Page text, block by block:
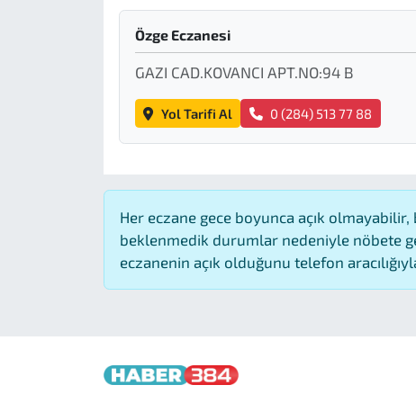
Özge Eczanesi
GAZI CAD.KOVANCI APT.NO:94 B
Yol Tarifi Al 0 (284) 513 77 88
Her eczane gece boyunca açık
beklenmedik durumlar nedeniyle nöbete
eczanenin açık olduğunu telefon